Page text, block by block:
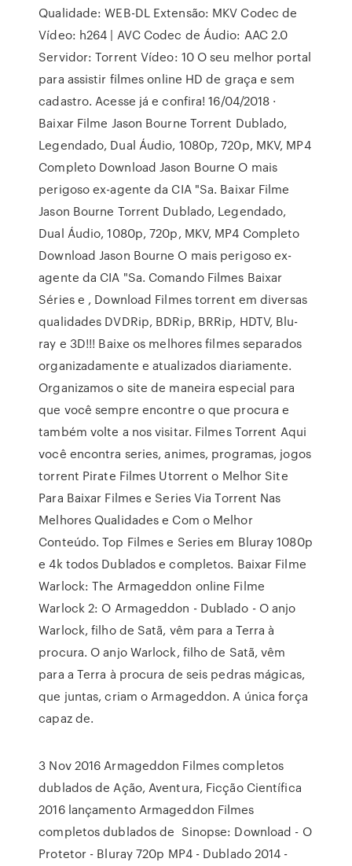
Qualidade: WEB-DL Extensão: MKV Codec de
Vídeo: h264 | AVC Codec de Áudio: AAC 2.0
Servidor: Torrent Vídeo: 10 O seu melhor portal
para assistir filmes online HD de graça e sem
cadastro. Acesse já e confira! 16/04/2018 ·
Baixar Filme Jason Bourne Torrent Dublado,
Legendado, Dual Áudio, 1080p, 720p, MKV, MP4
Completo Download Jason Bourne O mais
perigoso ex-agente da CIA "Sa. Baixar Filme
Jason Bourne Torrent Dublado, Legendado,
Dual Áudio, 1080p, 720p, MKV, MP4 Completo
Download Jason Bourne O mais perigoso ex-
agente da CIA "Sa. Comando Filmes Baixar
Séries e , Download Filmes torrent em diversas
qualidades DVDRip, BDRip, BRRip, HDTV, Blu-
ray e 3D!!! Baixe os melhores filmes separados
organizadamente e atualizados diariamente.
Organizamos o site de maneira especial para
que você sempre encontre o que procura e
também volte a nos visitar. Filmes Torrent Aqui
você encontra series, animes, programas, jogos
torrent Pirate Filmes Utorrent o Melhor Site
Para Baixar Filmes e Series Via Torrent Nas
Melhores Qualidades e Com o Melhor
Conteúdo. Top Filmes e Series em Bluray 1080p
e 4k todos Dublados e completos. Baixar Filme
Warlock: The Armageddon online Filme
Warlock 2: O Armageddon - Dublado - O anjo
Warlock, filho de Satã, vêm para a Terra à
procura. O anjo Warlock, filho de Satã, vêm
para a Terra à procura de seis pedras mágicas,
que juntas, criam o Armageddon. A única força
capaz de.
3 Nov 2016 Armageddon Filmes completos
dublados de Ação, Aventura, Ficção Científica
2016 lançamento Armageddon Filmes
completos dublados de Sinopse: Download - O
Protetor - Bluray 720p MP4 - Dublado 2014 -